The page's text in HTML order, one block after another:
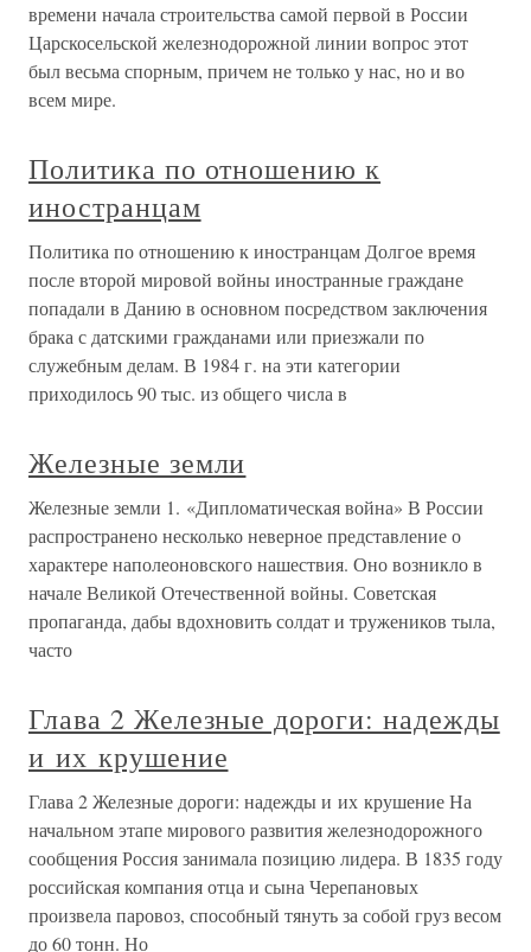
времени начала строительства самой первой в России
Царскосельской железнодорожной линии вопрос этот
был весьма спорным, причем не только у нас, но и во
всем мире.
Политика по отношению к
иностранцам
Политика по отношению к иностранцам Долгое время
после второй мировой войны иностранные граждане
попадали в Данию в основном посредством заключения
брака с датскими гражданами или приезжали по
служебным делам. В 1984 г. на эти категории
приходилось 90 тыс. из общего числа в
Железные земли
Железные земли 1. «Дипломатическая война» В России
распространено несколько неверное представление о
характере наполеоновского нашествия. Оно возникло в
начале Великой Отечественной войны. Советская
пропаганда, дабы вдохновить солдат и тружеников тыла,
часто
Глава 2 Железные дороги: надежды
и их крушение
Глава 2 Железные дороги: надежды и их крушение На
начальном этапе мирового развития железнодорожного
сообщения Россия занимала позицию лидера. В 1835 году
российская компания отца и сына Черепановых
произвела паровоз, способный тянуть за собой груз весом
до 60 тонн. Но